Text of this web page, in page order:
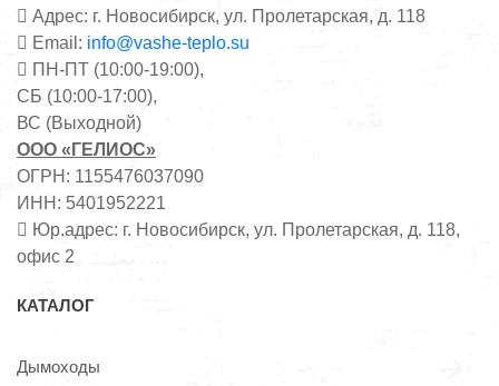
Адрес: г. Новосибирск, ул. Пролетарская, д. 118
Email: info@vashe-teplo.su
ПН-ПТ (10:00-19:00),
СБ (10:00-17:00),
ВС (Выходной)
ООО «ГЕЛИОС»
ОГРН: 1155476037090
ИНН: 5401952221
Юр.адрес: г. Новосибирск, ул. Пролетарская, д. 118,
офис 2
КАТАЛОГ
Дымоходы